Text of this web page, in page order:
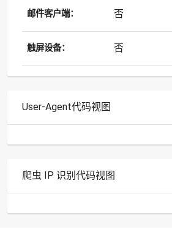
邮件客户端： 否
触屏设备： 否
User-Agent代码视图
爬虫 IP 识别代码视图